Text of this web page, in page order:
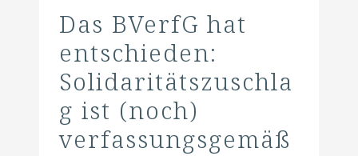
Das BVerfG hat
entschieden:
Solidaritätszuschla
g ist (noch)
verfassungsgemäß